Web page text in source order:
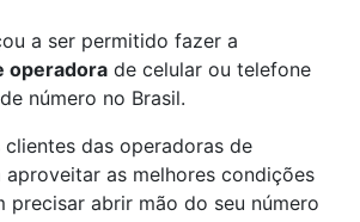
a ser permitido fazer a
operadora de celular ou telefone
número no Brasil.
clientes das operadoras de
as melhores condições
precisar abrir mão do seu número